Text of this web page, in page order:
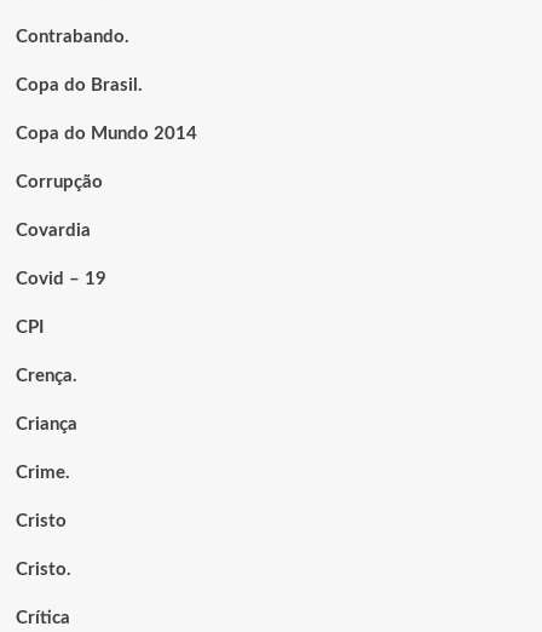
Contrabando.
Copa do Brasil.
Copa do Mundo 2014
Corrupção
Covardia
Covid – 19
CPI
Crença.
Criança
Crime.
Cristo
Cristo.
Crítica